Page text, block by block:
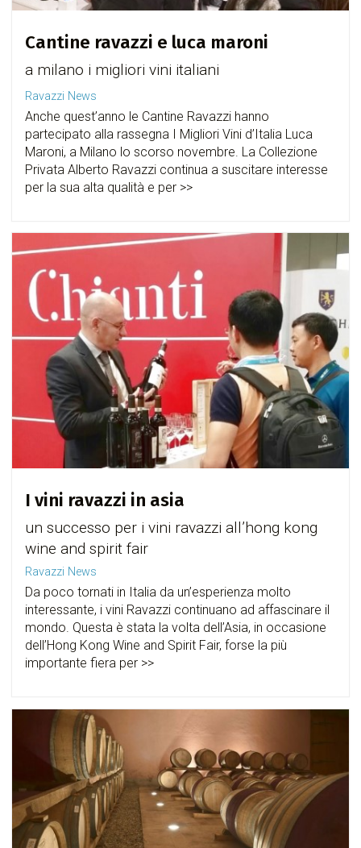
Cantine ravazzi e luca maroni
a milano i migliori vini italiani
Ravazzi News
Anche quest’anno le Cantine Ravazzi hanno
partecipato alla rassegna I Migliori Vini d’Italia Luca
Maroni, a Milano lo scorso novembre. La Collezione
Privata Alberto Ravazzi continua a suscitare interesse
per la sua alta qualità e per >>
I vini ravazzi in asia
un successo per i vini ravazzi all’hong kong
wine and spirit fair
Ravazzi News
Da poco tornati in Italia da un’esperienza molto
interessante, i vini Ravazzi continuano ad affascinare il
mondo. Questa è stata la volta dell’Asia, in occasione
dell’Hong Kong Wine and Spirit Fair, forse la più
importante fiera per >>